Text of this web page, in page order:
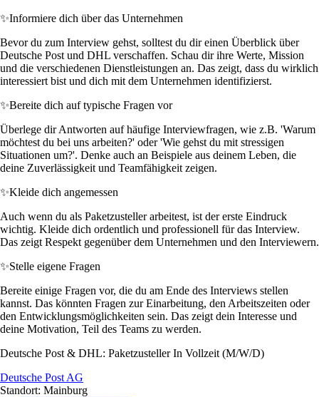
✨Informiere dich über das Unternehmen
Bevor du zum Interview gehst, solltest du dir einen Überblick über
Deutsche Post und DHL verschaffen. Schau dir ihre Werte, Mission
und die verschiedenen Dienstleistungen an. Das zeigt, dass du wirklich
interessiert bist und dich mit dem Unternehmen identifizierst.
✨Bereite dich auf typische Fragen vor
Überlege dir Antworten auf häufige Interviewfragen, wie z.B. 'Warum
möchtest du bei uns arbeiten?' oder 'Wie gehst du mit stressigen
Situationen um?'. Denke auch an Beispiele aus deinem Leben, die
deine Zuverlässigkeit und Teamfähigkeit zeigen.
✨Kleide dich angemessen
Auch wenn du als Paketzusteller arbeitest, ist der erste Eindruck
wichtig. Kleide dich ordentlich und professionell für das Interview.
Das zeigt Respekt gegenüber dem Unternehmen und den Interviewern.
✨Stelle eigene Fragen
Bereite einige Fragen vor, die du am Ende des Interviews stellen
kannst. Das könnten Fragen zur Einarbeitung, den Arbeitszeiten oder
den Entwicklungsmöglichkeiten sein. Das zeigt dein Interesse und
deine Motivation, Teil des Teams zu werden.
Deutsche Post & DHL: Paketzusteller In Vollzeit (M/W/D)
Deutsche Post AG
Standort: Mainburg